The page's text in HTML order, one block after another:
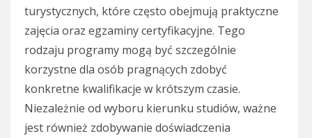
turystycznych, które często obejmują praktyczne
zajęcia oraz egzaminy certyfikacyjne. Tego
rodzaju programy mogą być szczególnie
korzystne dla osób pragnących zdobyć
konkretne kwalifikacje w krótszym czasie.
Niezależnie od wyboru kierunku studiów, ważne
jest również zdobywanie doświadczenia